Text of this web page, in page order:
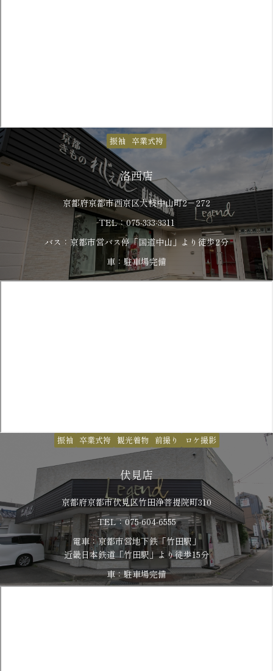
振袖 卒業式袴
洛西店
京都府京都市西京区大枝中山町2－272
TEL：075-333-3311
バス：京都市営バス停「国道中山」より徒歩2分
車：駐車場完備
振袖 卒業式袴 観光着物 前撮り ロケ撮影
伏見店
京都府京都市伏見区竹田浄菩提院町310
TEL：075-604-6555
電車：京都市営地下鉄「竹田駅」
​​​​​​​近畿日本鉄道「竹田駅」より徒歩15分
車：駐車場完備